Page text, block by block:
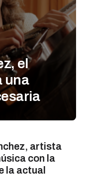
el
una
artista
con la
la actual